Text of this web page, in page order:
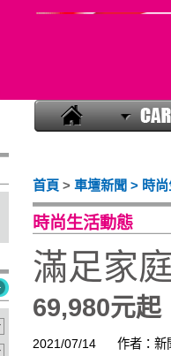
首頁 > 車壇新聞 > 時
時尚生活動態
滿足家
69,980元起
2021/07/14 作者：新